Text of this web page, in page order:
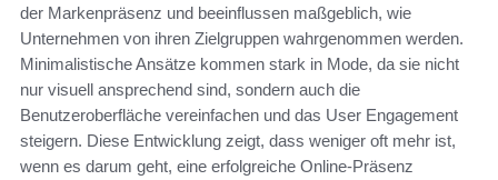
der Markenpräsenz und beeinflussen maßgeblich, wie
Unternehmen von ihren Zielgruppen wahrgenommen werden.
Minimalistische Ansätze kommen stark in Mode, da sie nicht
nur visuell ansprechend sind, sondern auch die
Benutzeroberfläche vereinfachen und das User Engagement
steigern. Diese Entwicklung zeigt, dass weniger oft mehr ist,
wenn es darum geht, eine erfolgreiche Online-Präsenz